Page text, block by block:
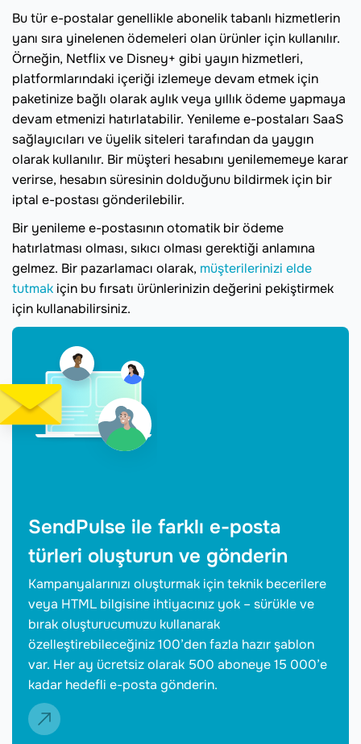
Bu tür e-postalar genellikle abonelik tabanlı hizmetlerin
yanı sıra yinelenen ödemeleri olan ürünler için kullanılır.
Örneğin, Netflix ve Disney+ gibi yayın hizmetleri,
platformlarındaki içeriği izlemeye devam etmek için
paketinize bağlı olarak aylık veya yıllık ödeme yapmaya
devam etmenizi hatırlatabilir. Yenileme e-postaları SaaS
sağlayıcıları ve üyelik siteleri tarafından da yaygın
olarak kullanılır. Bir müşteri hesabını yenilememeye karar
verirse, hesabın süresinin dolduğunu bildirmek için bir
iptal e-postası gönderilebilir.
Bir yenileme e-postasının otomatik bir ödeme
hatırlatması olması, sıkıcı olması gerektiği anlamına
gelmez. Bir pazarlamacı olarak, müşterilerinizi elde
tutmak için bu fırsatı ürünlerinizin değerini pekiştirmek
için kullanabilirsiniz.
SendPulse ile farklı e-posta
türleri oluşturun ve gönderin
Kampanyalarınızı oluşturmak için teknik becerilere
veya HTML bilgisine ihtiyacınız yok – sürükle ve
bırak oluşturucumuzu kullanarak
özelleştirebileceğiniz 100’den fazla hazır şablon
var. Her ay ücretsiz olarak 500 aboneye 15 000’e
kadar hedefli e-posta gönderin.